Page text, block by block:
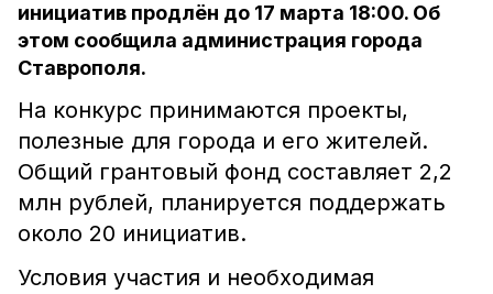
инициатив продлён до 17 марта 18:00. Об
этом сообщила администрация города
Ставрополя.
На конкурс принимаются проекты,
полезные для города и его жителей.
Общий грантовый фонд составляет 2,2
млн рублей, планируется поддержать
около 20 инициатив.
Условия участия и необходимая